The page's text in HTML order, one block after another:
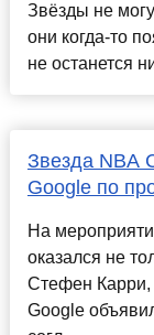
Звёзды не
они когда-то
не останется
Звезда NBA
Google по
На
оказался не
Стефен Карри,
Google